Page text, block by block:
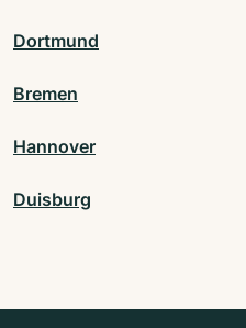
Dortmund
Bremen
Hannover
Duisburg